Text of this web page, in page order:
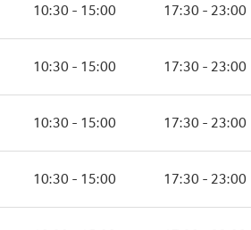
10:30 - 15:00 17:30 - 23:00
10:30 - 15:00 17:30 - 23:00
10:30 - 15:00 17:30 - 23:00
10:30 - 15:00 17:30 - 23:00